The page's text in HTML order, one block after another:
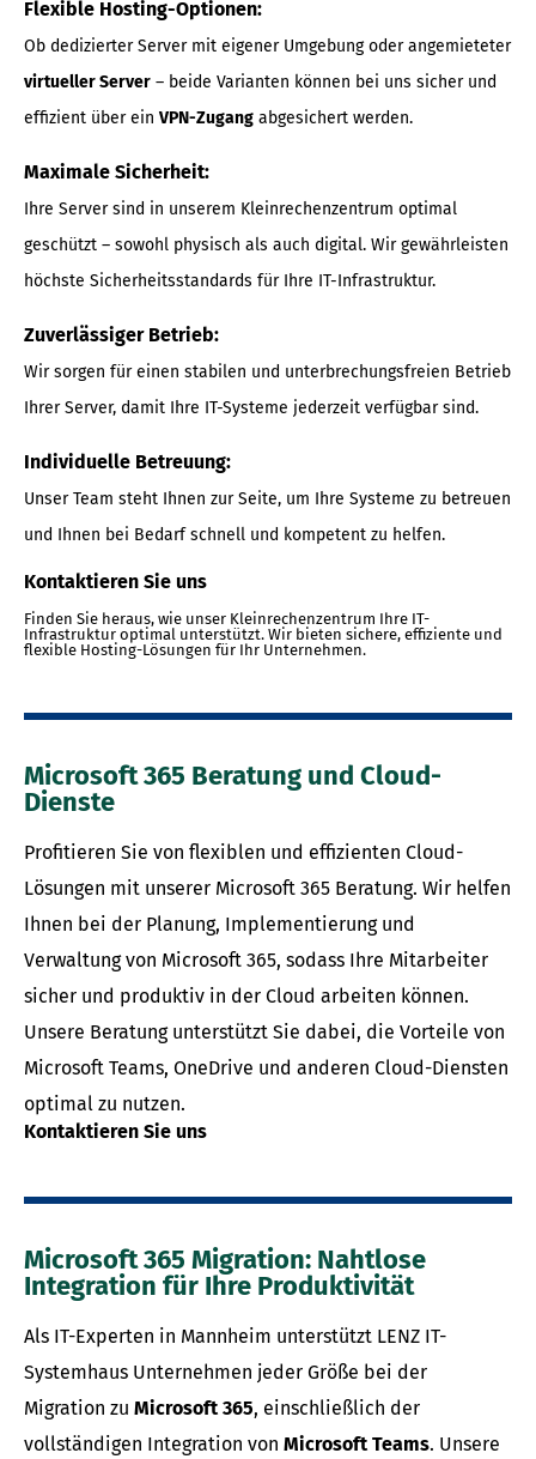
Flexible Hosting-Optionen:
Ob dedizierter Server mit eigener Umgebung oder angemieteter
virtueller Server – beide Varianten können bei uns sicher und
effizient über ein VPN-Zugang abgesichert werden.
Maximale Sicherheit:
Ihre Server sind in unserem Kleinrechenzentrum optimal
geschützt – sowohl physisch als auch digital. Wir gewährleisten
höchste Sicherheitsstandards für Ihre IT-Infrastruktur.
Zuverlässiger Betrieb:
Wir sorgen für einen stabilen und unterbrechungsfreien Betrieb
Ihrer Server, damit Ihre IT-Systeme jederzeit verfügbar sind.
Individuelle Betreuung:
Unser Team steht Ihnen zur Seite, um Ihre Systeme zu betreuen
und Ihnen bei Bedarf schnell und kompetent zu helfen.
Kontaktieren Sie uns
Finden Sie heraus, wie unser Kleinrechenzentrum Ihre IT-
Infrastruktur optimal unterstützt. Wir bieten sichere, effiziente und
flexible Hosting-Lösungen für Ihr Unternehmen.
Microsoft 365 Beratung und Cloud-
Dienste
Profitieren Sie von flexiblen und effizienten Cloud-
Lösungen mit unserer Microsoft 365 Beratung. Wir helfen
Ihnen bei der Planung, Implementierung und
Verwaltung von Microsoft 365, sodass Ihre Mitarbeiter
sicher und produktiv in der Cloud arbeiten können.
Unsere Beratung unterstützt Sie dabei, die Vorteile von
Microsoft Teams, OneDrive und anderen Cloud-Diensten
optimal zu nutzen.
Kontaktieren Sie uns
Microsoft 365 Migration: Nahtlose
Integration für Ihre Produktivität
Als IT-Experten in Mannheim unterstützt LENZ IT-
Systemhaus Unternehmen jeder Größe bei der
Migration zu Microsoft 365, einschließlich der
vollständigen Integration von Microsoft Teams. Unsere